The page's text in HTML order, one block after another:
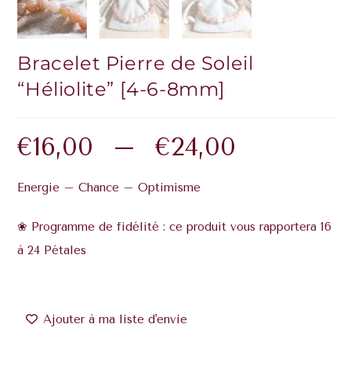
Bracelet Pierre de Soleil
“Héliolite” [4-6-8mm]
€16,00 – €24,00
Energie – Chance – Optimisme
❀ Programme de fidélité : ce produit vous rapportera 16
à 24 Pétales
Ajouter à ma liste d'envie